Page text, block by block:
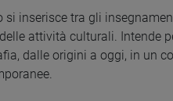
si inserisce tra gli
attività culturali. Intende
dalle origini a oggi, in un